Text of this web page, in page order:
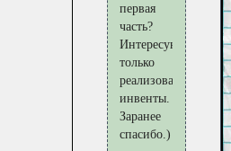
первая
часть?
Интересуют
только
реализованные
инвенты.
Заранее
спасибо.)